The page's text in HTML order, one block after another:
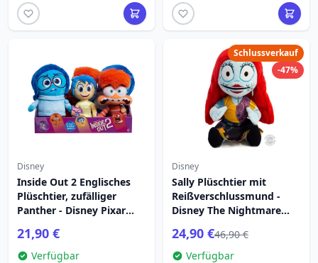
Disney
Inside Out 2 Englisches
Plüschtier, zufälliger
Panther - Disney Pixar
21,90 €
Verfügbar
Schlussverkauf
-47%
Disney
Sally Plüschtier mit
Reißverschlussmund -
Disney The Nightmare
24,90 €46,90 €
Verfügbar